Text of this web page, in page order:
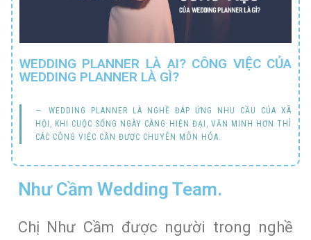
WEDDING PLANNER LÀ AI? CÔNG VIỆC CỦA
WEDDING PLANNER LÀ GÌ?
WEDDING PLANNER LÀ NGHỀ ĐÁP ỨNG NHU CẦU CỦA XÃ
HỘI, KHI CUỘC SỐNG NGÀY CÀNG HIỆN ĐẠI, VĂN MINH HƠN THÌ
CÁC CÔNG VIỆC CẦN ĐƯỢC CHUYÊN MÔN HÓA.
Như Cầm Wedding Team.
Chị Như Cầm được người trong nghề